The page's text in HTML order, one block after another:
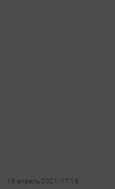
16 апрель 2021, 17:16